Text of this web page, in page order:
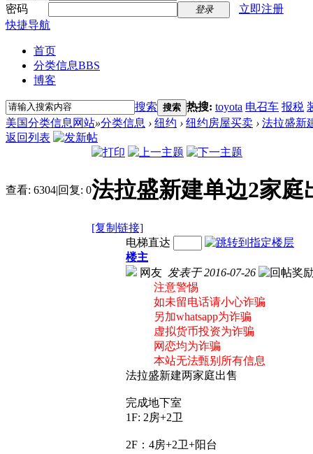
密码
登录
立即注册
快捷导航
首页
分类信息BBS
博客
搜索 搜索 热搜: toyota 电召车 报税
美国分类信息网站»分类信息 › 纽约 › 纽约房屋买卖 › 法拉盛新
返回列表
查看: 6304|回复: 0法拉盛新建单边2家庭
[复制链接]
电梯直达
楼主
网友 发表于 2016-07-26
注意警惕
如未留电话请小心诈骗
另加whatsapp为诈骗
虚拟货币投资为诈骗
网恋均为诈骗
本站无法甄别所有信息
法拉盛新建两家庭出售
完成地下室
1F: 2房+2卫
2F：4房+2卫+阳台